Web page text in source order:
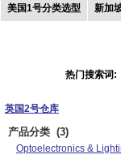
美国1号分类选型 新加
热门搜索词:
英国2号仓库
产品分类 (3)
Optoelectronics &